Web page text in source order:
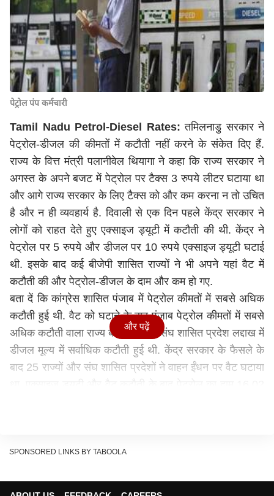
पेट्रोल पंप कर्मचारी
Tamil Nadu Petrol-Diesel Rates: तमिलनाडु सरकार ने
पेट्रोल-डीजल की कीमतों में कटौती नहीं करने के संकेत दिए हैं.
राज्य के वित्त मंत्री पलानीवेल थियागा ने कहा कि राज्य सरकार ने
अगस्त के अपने बजट में पेट्रोल पर टैक्स 3 रुपये लीटर घटाया था
और आगे राज्य सरकार के लिए टैक्स को और कम करना न तो उचित
है और न ही व्यवहार्य है. दिवाली से एक दिन पहले केंद्र सरकार ने
लोगों को राहत देते हुए एक्साइज ड्यूटी में कटौती की थी. केंद्र ने
पेट्रोल पर 5 रुपये और डीजल पर 10 रुपये एक्साइज ड्यूटी घटाई
थी. इसके बाद कई बीजेपी शासित राज्यों ने भी अपने यहां वैट में
कटौती की और पेट्रोल-डीजल के दाम और कम हो गए.
बता दें कि कांग्रेस शासित पंजाब में पेट्रोल कीमतों में सबसे अधिक
कटौती हुई थी. वैट को घटाने के बाद पंजाब पेट्रोल कीमतों में सबसे
अधिक कटौती वाला राज्य बन गया. वहीं संघ शासित प्रदेश लद्दाख में
डीजल मूल्य में सर्वाधिक कटौती हुई थी. केंद्र सरकार के फैसले के
बाद 25 राज्यों और संघ शासित प्रदेशों ने वाहन ईंधन पर वैट घटाया
कम हुआ. लद्दाख में पेट्रोल 13.43 रुपये प्रति लीटर और कर्नाटक
और पढ़ें
SPONSORED LINKS BY TABOOLA